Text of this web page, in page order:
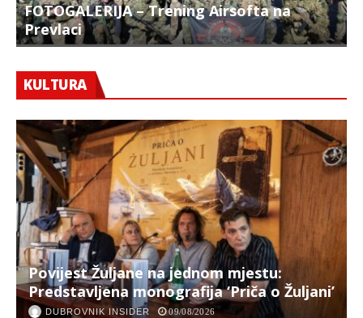
FOTOGALERIJA – Trening Airsofta na
Prevlaci
KULTURA
Povijest Žuljane na jednom mjestu:
Predstavljena monografija ‘Priča o Žuljani’
DUBROVNIK INSIDER 09/08/2026